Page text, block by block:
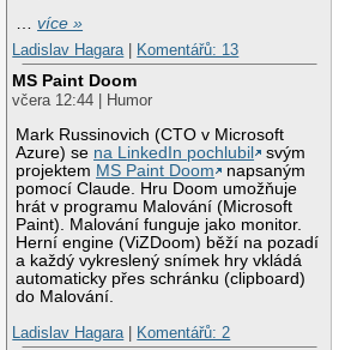
…více »
Ladislav Hagara
Komentářů: 13
MS Paint Doom
včera 12:44 | Humor
Mark Russinovich (CTO v Microsoft
Azure) se na LinkedIn pochlubil
svým
projektem MS Paint Doom
napsaným
pomocí Claude. Hru Doom umožňuje
hrát v programu Malování (Microsoft
Paint). Malování funguje jako monitor.
Herní engine (ViZDoom) běží na pozadí
a každý vykreslený snímek hry vkládá
automaticky přes schránku (clipboard)
do Malování.
Ladislav Hagara
Komentářů: 2